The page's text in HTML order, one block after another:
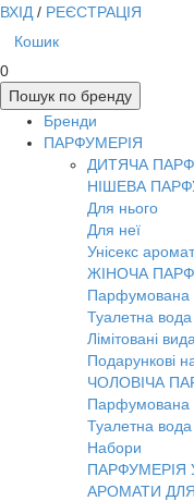
ВХІД / РЕЄСТРАЦІЯ
Кошик
0
Пошук по бренду
Бренди
ПАРФУМЕРІЯ
ДИТЯЧА
НІШЕВА
Для нього
Для неї
Унісекс
ЖІНОЧА
Парфумована
Туалетна вода
Лімітовані
Подарункові
ЧОЛОВІЧА
Парфумована
Туалетна
Набори
ПАРФУМЕРІЯ
АРОМАТИ